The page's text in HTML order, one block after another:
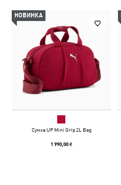
НОВИНКА
Сумка UP Mini Grip 2L Bag
1 990,00 ₴